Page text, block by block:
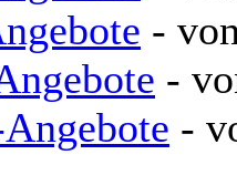
-
-
-